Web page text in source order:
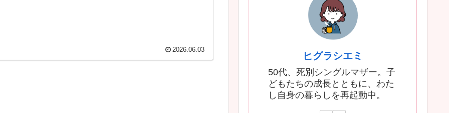
2026.06.03
ヒグラシエミ
50代、死別シングルマザー。子
どもたちの成長とともに、わた
し自身の暮らしを再起動中。